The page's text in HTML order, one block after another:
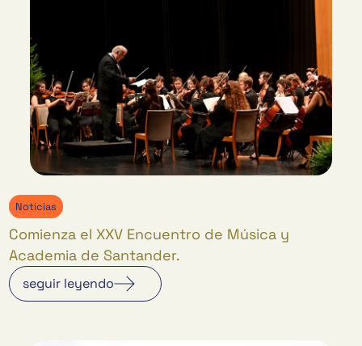
Noticias
Comienza el XXV Encuentro de Música y
Academia de Santander.
seguir leyendo